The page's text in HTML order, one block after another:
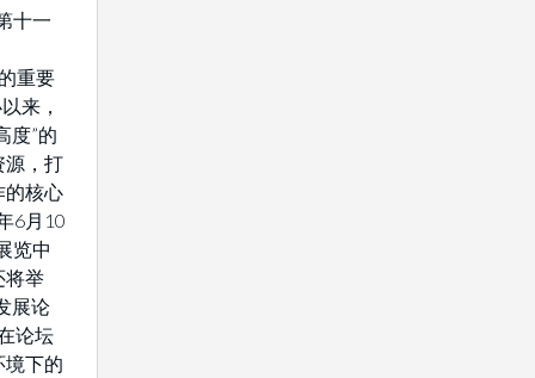
十一
重要
来，
度”的
源，打
的核心
6月10
览中
将举
展论
论坛
境下的